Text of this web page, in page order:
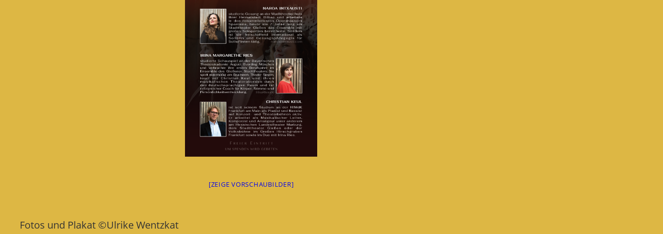
[ZEIGE VORSCHAUBILDER]
Fotos und Plakat ©Ulrike Wentzkat